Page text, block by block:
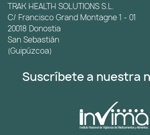
TRAK HEALTH SOLUTIONS S.L.
C/ Francisco Grand Montagne 1 - 01
20018 Donostia
San Sebastián
(Guipúzcoa)
Suscríbete a nuestra